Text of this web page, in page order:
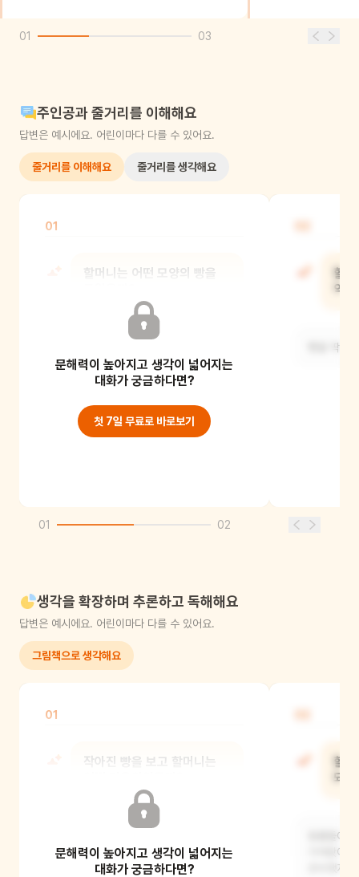
01 03
주인공과 줄거리를 이해해요
답변은 예시에요. 어린이마다 다를 수 있어요.
줄거리를 이해해요 줄거리를 생각해요
01
할머니는 어떤 모양의 빵을
문해력이 높아지고 생각이 넓어지는
대화가 궁금하다면?
첫 7일 무료로 바로보기
할
약
빵을 딱
01 02
생각을 확장하며 추론하고 독해해요
답변은 예시에요. 어린이마다 다를 수 있어요.
그림책으로 생각해요
01
작아진 빵을 보고 할머니는
약속하였는데, 약속과 다르게 작아진
빵에 속상하고 실망스러
문해력이 높아지고 생각이 넓어지는
대화가 궁금하다면?
할
되
동물들이
가져왔어
준비했지